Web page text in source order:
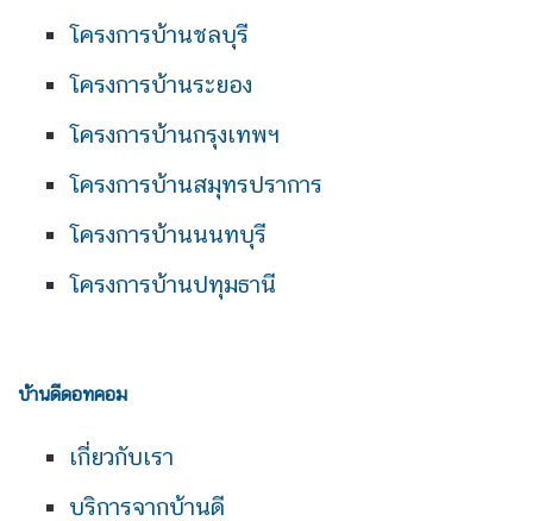
โครงการบ้านชลบุรี
โครงการบ้านระยอง
โครงการบ้านกรุงเทพฯ
โครงการบ้านสมุทรปราการ
โครงการบ้านนนทบุรี
โครงการบ้านปทุมธานี
บ้านดีดอทคอม
เกี่ยวกับเรา
บริการจากบ้านดี